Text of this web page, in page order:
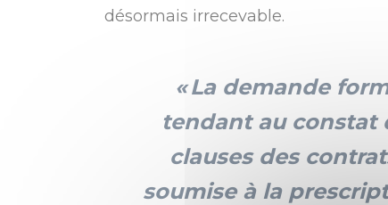
désormais irrecevable.
La demande
tendant au constat
clauses des
soumise à la